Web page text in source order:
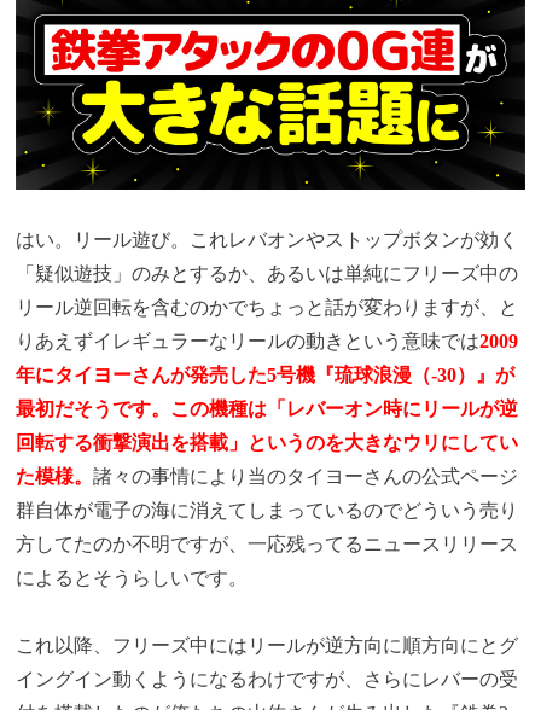
はい。リール遊び。これレバオンやストップボタンが効く
「疑似遊技」のみとするか、あるいは単純にフリーズ中の
リール逆回転を含むのかでちょっと話が変わりますが、と
りあえずイレギュラーなリールの動きという意味では2009
年にタイヨーさんが発売した5号機『琉球浪漫（-30）』が
最初だそうです。この機種は「レバーオン時にリールが逆
回転する衝撃演出を搭載」というのを大きなウリにしてい
た模様。諸々の事情により当のタイヨーさんの公式ページ
群自体が電子の海に消えてしまっているのでどういう売り
方してたのか不明ですが、一応残ってるニュースリリース
によるとそうらしいです。
これ以降、フリーズ中にはリールが逆方向に順方向にとグ
イングイン動くようになるわけですが、さらにレバーの受